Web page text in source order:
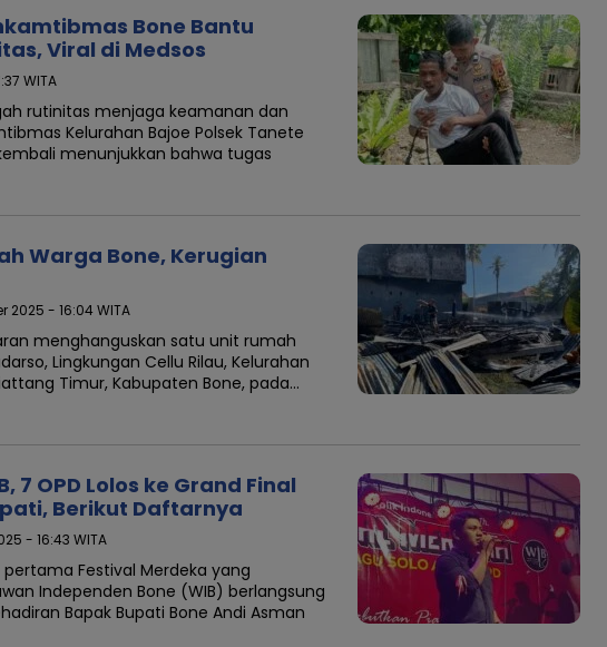
Bone Bantu
Viral di Medsos
WITA
rutinitas menjaga keamanan dan
Kelurahan Bajoe Polsek Tanete
menunjukkan bahwa tugas
Warga Bone, Kerugian
2025 - 16:04 WITA
menghanguskan satu unit rumah
Lingkungan Cellu Rilau, Kelurahan
Timur, Kabupaten Bone, pada…
7 OPD Lolos ke Grand Final
Berikut Daftarnya
- 16:43 WITA
pertama Festival Merdeka yang
Independen Bone (WIB) berlangsung
Bapak Bupati Bone Andi Asman